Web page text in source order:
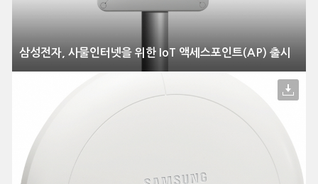
삼성전자, 사물인터넷을 위한 IoT 액세스포인트(AP) 출시